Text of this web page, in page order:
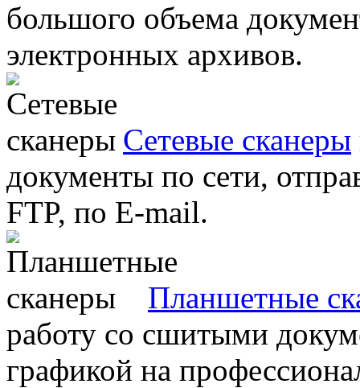
большого объема
электронных архивов.
Сетевые сканеры
документы по сети,
FTP, по E-mail.
Планшетные
работу со сшитыми
графикой на